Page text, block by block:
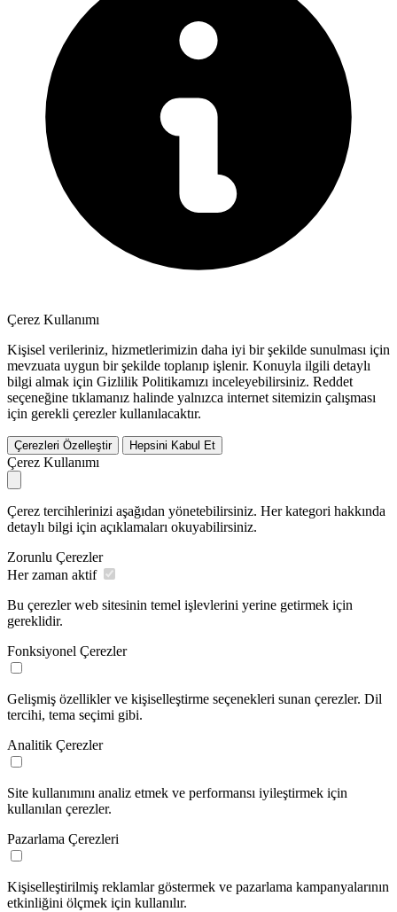
Çerez Kullanımı
Kişisel verileriniz, hizmetlerimizin daha iyi bir şekilde sunulması için
mevzuata uygun bir şekilde toplanıp işlenir. Konuyla ilgili detaylı
bilgi almak için Gizlilik Politikamızı inceleyebilirsiniz. Reddet
seçeneğine tıklamanız halinde yalnızca internet sitemizin çalışması
için gerekli çerezler kullanılacaktır.
Çerezleri Özelleştir Hepsini Kabul Et
Çerez Kullanımı
Çerez tercihlerinizi aşağıdan yönetebilirsiniz. Her kategori hakkında
detaylı bilgi için açıklamaları okuyabilirsiniz.
Zorunlu Çerezler
Her zaman aktif
Bu çerezler web sitesinin temel işlevlerini yerine getirmek için
gereklidir.
Fonksiyonel Çerezler
Gelişmiş özellikler ve kişiselleştirme seçenekleri sunan çerezler. Dil
tercihi, tema seçimi gibi.
Analitik Çerezler
Site kullanımını analiz etmek ve performansı iyileştirmek için
kullanılan çerezler.
Pazarlama Çerezleri
Kişiselleştirilmiş reklamlar göstermek ve pazarlama kampanyalarının
etkinliğini ölçmek için kullanılır.